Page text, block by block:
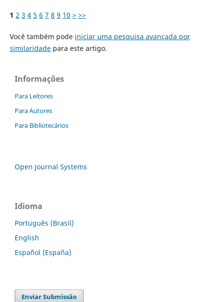
1 2 3 4 5 6 7 8 9 10 > >>
Você também pode iniciar uma pesquisa avançada por
similaridadepara este artigo.
Informações
Para Leitores
Para Autores
Para Bibliotecários
Open Journal Systems
Idioma
Português (Brasil)
English
Español (España)
Enviar Submissão